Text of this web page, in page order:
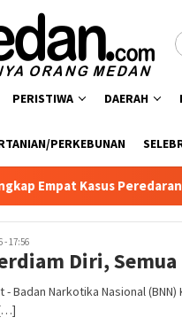
PERISTIWA DAERAH
PERKEBUNAN
Peredaran Narkotika,
- 17:56
Diri,
- Badan Narkotika Nasional